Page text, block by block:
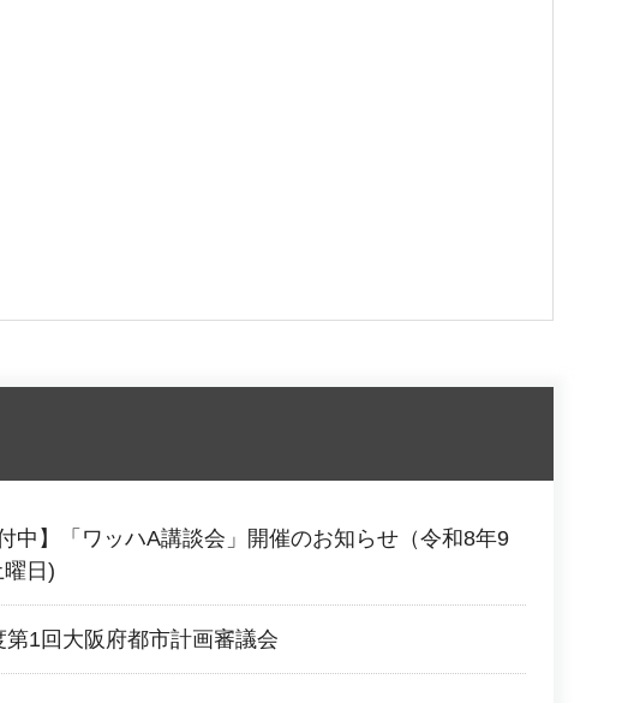
中】「ワッハA講談会」開催のお知らせ（令和8年9
曜日)
第1回大阪府都市計画審議会